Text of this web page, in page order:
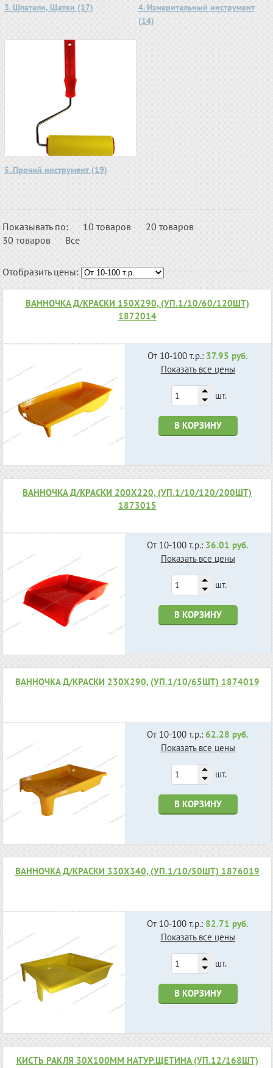
3. Шпатели, Щетки (17)
4. Измерительный инструмент
(14)
5. Прочий инструмент (19)
Показывать по: 10 товаров
20 товаров
30 товаров
Все
Отобразить цены:
ВАННОЧКА Д/КРАСКИ 150Х290, (УП.1/10/60/120ШТ)
1872014
От 10-100 т.р.: 37.95 руб.
Показать все цены
шт.
В КОРЗИНУ
ВАННОЧКА Д/КРАСКИ 200Х220, (УП.1/10/120/200ШТ)
1873015
От 10-100 т.р.: 36.01 руб.
Показать все цены
шт.
В КОРЗИНУ
ВАННОЧКА Д/КРАСКИ 230Х290, (УП.1/10/65ШТ) 1874019
От 10-100 т.р.:62.28 руб.
Показать все цены
шт.
В КОРЗИНУ
ВАННОЧКА Д/КРАСКИ 330Х340, (УП.1/10/50ШТ) 1876019
От 10-100 т.р.: 82.71 руб.
Показать все цены
шт.
В КОРЗИНУ
КИСТЬ РАКЛЯ 30Х100ММ НАТУР.ЩЕТИНА (УП.12/168ШТ)